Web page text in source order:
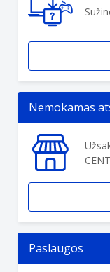
Nemokamas
Paslaugos